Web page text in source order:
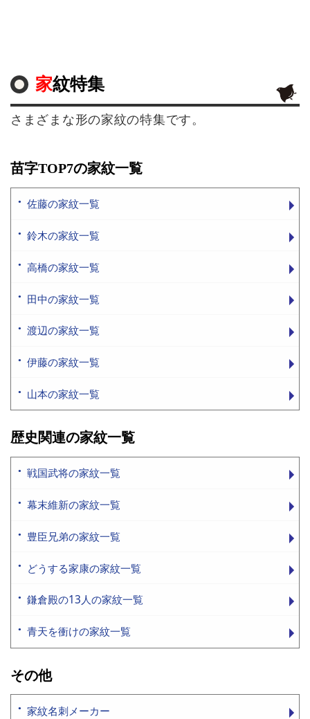
家紋特集
さまざまな形の家紋の特集です。
苗字TOP7の家紋一覧
佐藤の家紋一覧
鈴木の家紋一覧
高橋の家紋一覧
田中の家紋一覧
渡辺の家紋一覧
伊藤の家紋一覧
山本の家紋一覧
歴史関連の家紋一覧
戦国武将の家紋一覧
幕末維新の家紋一覧
豊臣兄弟の家紋一覧
どうする家康の家紋一覧
鎌倉殿の13人の家紋一覧
青天を衝けの家紋一覧
その他
家紋名刺メーカー